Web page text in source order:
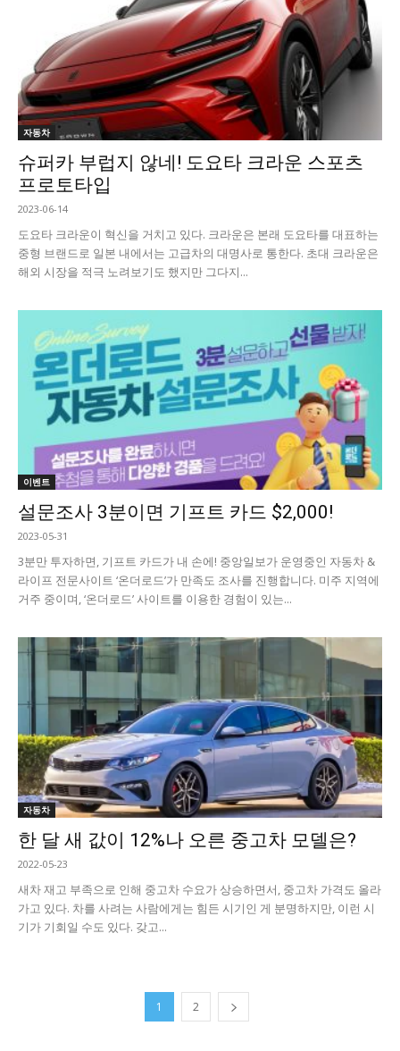
자동차
슈퍼카 부럽지 않네! 도요타 크라운 스포츠
프로토타입
2023-06-14
도요타 크라운이 혁신을 거치고 있다. 크라운은 본래 도요타를 대표하는
중형 브랜드로 일본 내에서는 고급차의 대명사로 통한다. 초대 크라운은
해외 시장을 적극 노려보기도 했지만 그다지...
이벤트
설문조사 3분이면 기프트 카드 $2,000!
2023-05-31
3분만 투자하면, 기프트 카드가 내 손에! 중앙일보가 운영중인 자동차 &
라이프 전문사이트 ‘온더로드’가 만족도 조사를 진행합니다. 미주 지역에
거주 중이며, ‘온더로드’ 사이트를 이용한 경험이 있는...
자동차
한 달 새 값이 12%나 오른 중고차 모델은?
2022-05-23
새차 재고 부족으로 인해 중고차 수요가 상승하면서, 중고차 가격도 올라
가고 있다. 차를 사려는 사람에게는 힘든 시기인 게 분명하지만, 이런 시
기가 기회일 수도 있다. 갖고...
1 2